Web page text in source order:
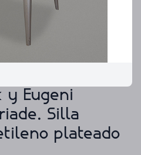
y Eugeni
Silla
plateado